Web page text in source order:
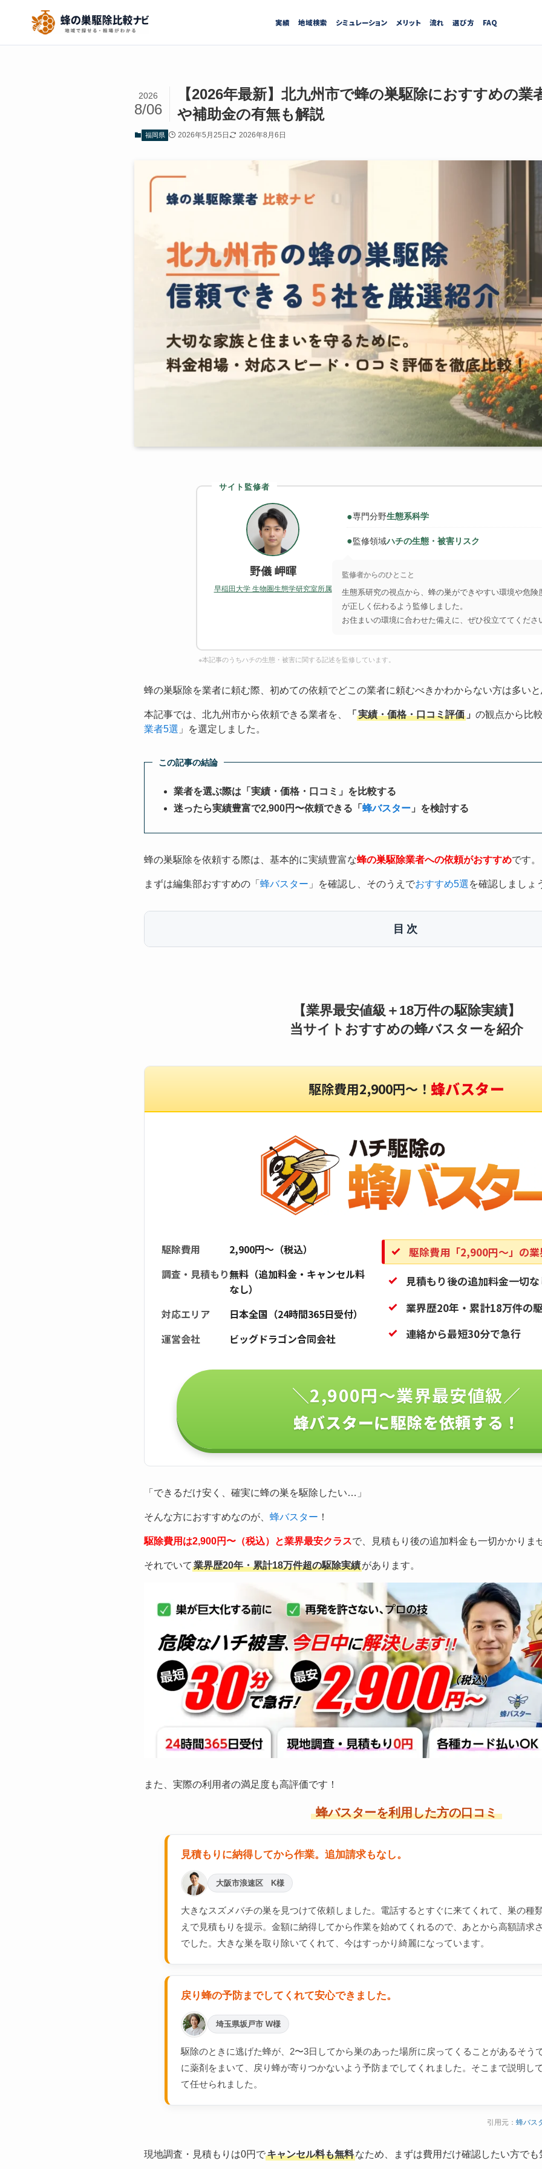
実績 地域検索 シミュレーション メリット 流れ 選び方 FAQ
【2026年最新】北九州市で蜂の巣駆除におすすめの業
や補助金の有無も解説
2026
8/06
福岡県 2026年5月25日 2026年8月6日
サイト監修者
野儀 岬暉
早稲田大学 生物圏生態学研究室所属
●専門分野生態系科学
●監修領域ハチの生態・被害リスク
監修者からのひとこと
生態系研究の視点から、蜂の巣ができやすい環境や危険
が正しく伝わるよう監修しました。
お住まいの環境に合わせた備えに、ぜひ役立ててくださ
※本記事のうちハチの生態・被害に関する記述を監修しています。
蜂の巣駆除を業者に頼む際、初めての依頼でどこの業者に頼むべきかわからない方は多い
本記事では、北九州市から依頼できる業者を、 「 実績・価格・口コミ評価 」 の観点から比
業者5選 」を選定しました。
この記事の結論
業者を選ぶ際は「実績・価格・口コミ」を比較する
迷ったら実績豊富で2,900円〜依頼できる「 蜂バスター 」を検討する
蜂の巣駆除を依頼する際は、基本的に実績豊富な蜂の巣駆除業者への依頼がおすすめです。
まずは編集部おすすめの「 蜂バスター 」を確認し、そのうえでおすすめ5選を確認しましょ
目次
【業界最安値級＋18万件の駆除実績】
当サイトおすすめの蜂バスターを紹介
駆除費用2,900円〜！ 蜂バスター
駆除費用
2,900円〜（税込）
調査・見積もり無料（追加料金・キャンセル料
なし）
対応エリア
日本全国（24時間365日受付）
運営会社
ビッグドラゴン合同会社
駆除費用「2,900円〜」の
見積もり後の追加料金一切
業界歴20年・累計18万件の
連絡から最短30分で急行
＼2,900円〜業界最安値級／
蜂バスターに駆除を依頼する！
「できるだけ安く、確実に蜂の巣を駆除したい…」
そんな方におすすめなのが、 蜂バスター ！
駆除費用は2,900円〜（税込）と業界最安クラスで、見積もり後の追加料金も一切かかりま
それでいて 業界歴20年・累計18万件超の駆除実績があります。
また、実際の利用者の満足度も高評価です！
蜂バスターを利用した方の口コミ
見積もりに納得してから作業。追加請求もなし。
大阪市浪速区 K様
大きなスズメバチの巣を見つけて依頼しました。電話するとすぐに来てくれて、巣の種
えで見積もりを提示。金額に納得してから作業を始めてくれるので、あとから高額請求
でした。大きな巣を取り除いてくれて、今はすっかり綺麗になっています。
戻り蜂の予防までしてくれて安心できました。
埼玉県坂戸市 W様
駆除のときに逃げた蜂が、2〜3日してから巣のあった場所に戻ってくることがあるそう
に薬剤をまいて、戻り蜂が寄りつかないよう予防までしてくれました。そこまで説明し
て任せられました。
引用元： 蜂バス
現地調査・見積もりは0円でキャンセル料も無料なため、まずは費用だけ確認したい方で